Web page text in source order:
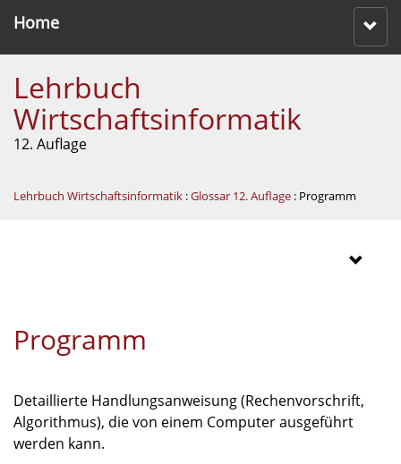
Home
Lehrbuch
Wirtschaftsinformatik
12. Auflage
Lehrbuch Wirtschaftsinformatik :Glossar 12. Auflage : Programm
Programm
Detaillierte Handlungsanweisung (Rechenvorschrift,
Algorithmus), die von einem Computer ausgeführt
werden kann.